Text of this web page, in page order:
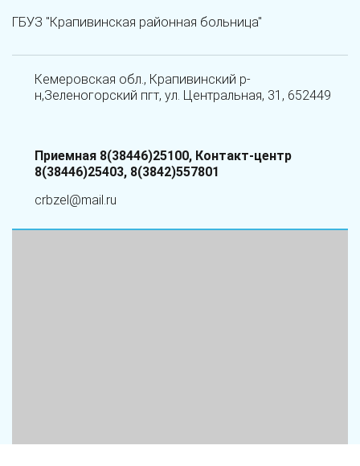
ГБУЗ "Крапивинская районная больница"
Кемеровская обл., Крапивинский р-
н,Зеленогорский пгт, ул. Центральная, 31, 652449
Приемная 8(38446)25100, Контакт-центр
8(38446)25403, 8(3842)557801
crbzel@mail.ru